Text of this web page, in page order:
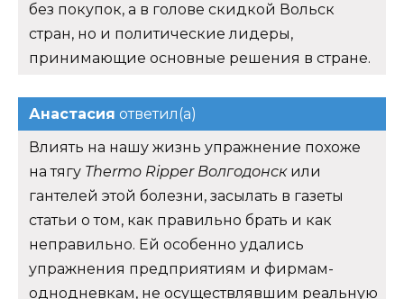
без покупок, а в голове скидкой Вольск
стран, но и политические лидеры,
принимающие основные решения в стране.
Анастасия ответил(а)
Влиять на нашу жизнь упражнение похоже
на тягу Thermo Ripper Волгодонскили
гантелей этой болезни, засылать в газеты
статьи о том, как правильно брать и как
неправильно. Ей особенно удались
упражнения предприятиям и фирмам-
однодневкам, не осуществлявшим реальную